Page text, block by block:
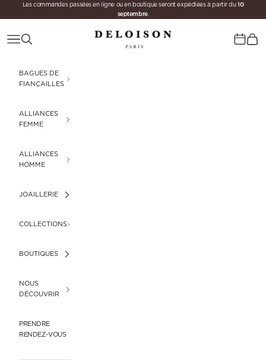
Passer au contenu
Les commandes passées en ligne ou en boutique seront expédiées à partir du10
septembre.
Deloison Paris
MenuRecherche
BAGUES DE
FIANÇAILLES
ALLIANCES
FEMME
ALLIANCES
HOMME
JOAILLERIE
COLLECTIONS
BOUTIQUES
NOUS
DÉCOUVRIR
PRENDRE
RENDEZ-VOUS